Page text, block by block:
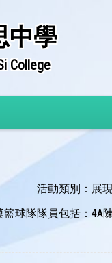
中學
College
活動類別：展
球隊隊員包括：4A